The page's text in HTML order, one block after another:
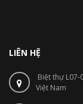
LIÊN HỆ
Biệt thự L07-
Việt Nam